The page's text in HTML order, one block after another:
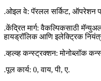
.ओइल वे: पॅरलल सर्किट, ऑपरेशन
.केंद्रित मार्ग: वैकल्पिकसाठी
हायड्रॉलिक आणि इलेक्ट्रिक
.व्हल्व्ह कन्स्ट्रक्शन: मोनोब्लॉक
.पूल कार्य: 0, वाय, पी, ए.